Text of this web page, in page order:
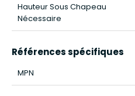
Hauteur Sous Chapeau
Nécessaire
Références spécifiques
MPN